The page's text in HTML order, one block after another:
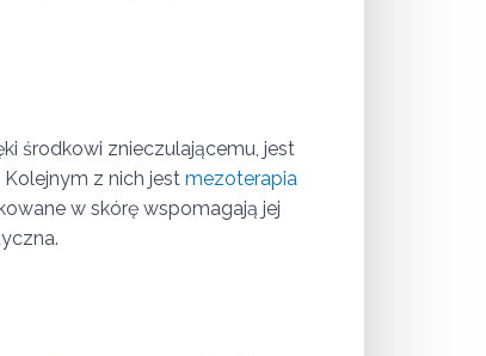
środkowi znieczulającemu, jest
z nich jest mezoterapia
w skórę wspomagają jej